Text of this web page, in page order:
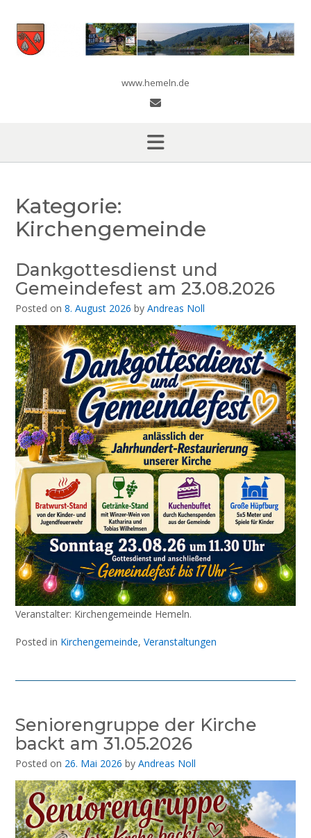
content
www.hemeln.de
Kategorie:
Kirchengemeinde
Dankgottesdienst und
Gemeindefest am 23.08.2026
Posted on 8. August 2026 by Andreas Noll
Veranstalter: Kirchengemeinde Hemeln.
Posted in Kirchengemeinde, Veranstaltungen
Seniorengruppe der Kirche
backt am 31.05.2026
Posted on 26. Mai 2026 by Andreas Noll